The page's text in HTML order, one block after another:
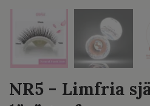
NR5 - Limfria